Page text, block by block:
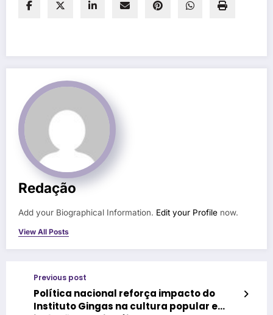
Redação
Add your Biographical Information. Edit your Profile now.
View All Posts
Previous post
Política nacional reforça impacto do
Instituto Gingas na cultura popular e